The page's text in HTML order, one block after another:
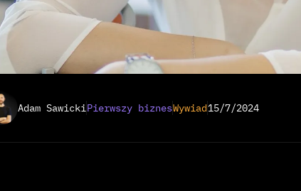
Adam Sawicki Pierwszy biznesWywiad15/7/2024